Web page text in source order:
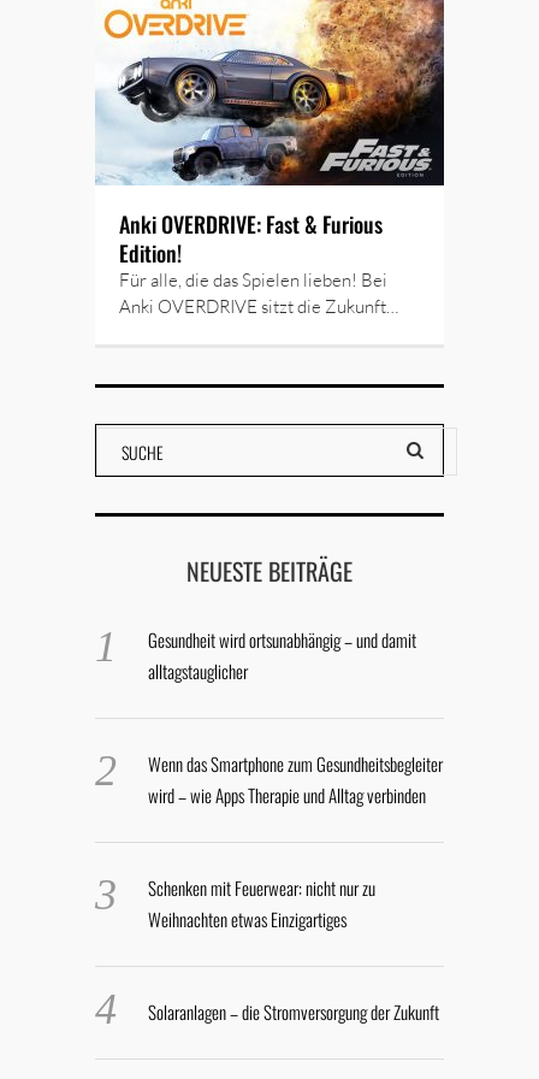
Anki OVERDRIVE: Fast & Furious
Edition!
Für alle, die das Spielen lieben! Bei
Anki OVERDRIVE sitzt die Zukunft…
NEUESTE BEITRÄGE
Gesundheit wird ortsunabhängig – und damit
alltagstauglicher
Wenn das Smartphone zum Gesundheitsbegleiter
wird – wie Apps Therapie und Alltag verbinden
Schenken mit Feuerwear: nicht nur zu
Weihnachten etwas Einzigartiges
Solaranlagen – die Stromversorgung der Zukunft